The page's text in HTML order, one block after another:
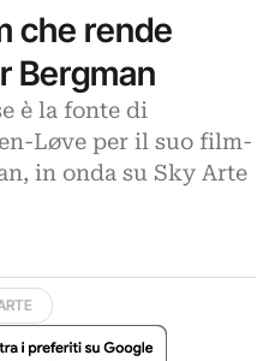
che rende
Bergman
è la fonte di
Løve per il suo film-
in onda su Sky Arte